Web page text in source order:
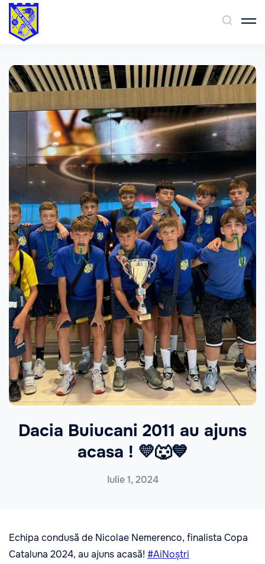
Dacia Buiucani 2011 au ajuns
acasa ! 💛🐺💙
Iulie 1, 2024
Echipa condusă de Nicolae Nemerenco, finalista Copa
Cataluna 2024, au ajuns acasă! #AiNoștri